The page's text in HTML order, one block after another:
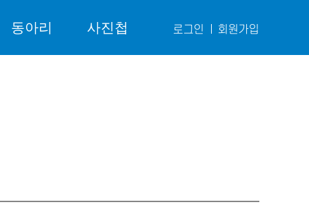
동아리 사진첩 로그인 회원가입